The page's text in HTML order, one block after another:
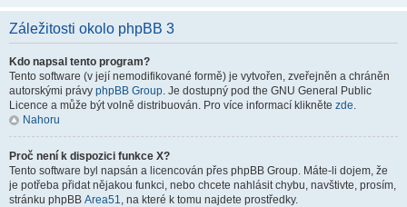
Záležitosti okolo phpBB 3
Kdo napsal tento program?
Tento software (v její nemodifikované formě) je vytvořen, zveřejněn a chráněn
autorskými právy phpBB Group. Je dostupný pod the GNU General Public
Licence a může být volně distribuován. Pro více informací klikněte zde.
Nahoru
Proč není k dispozici funkce X?
Tento software byl napsán a licencován přes phpBB Group. Máte-li dojem, že
je potřeba přidat nějakou funkci, nebo chcete nahlásit chybu, navštivte, prosím,
stránku phpBB Area51, na které k tomu najdete prostředky.